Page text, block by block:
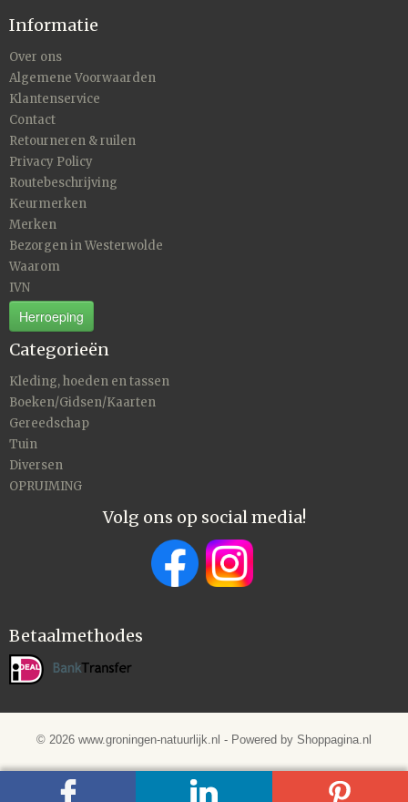
Informatie
Over ons
Algemene Voorwaarden
Klantenservice
Contact
Retourneren & ruilen
Privacy Policy
Routebeschrijving
Keurmerken
Merken
Bezorgen in Westerwolde
Waarom
IVN
Herroeping
Categorieën
Kleding, hoeden en tassen
Boeken/Gidsen/Kaarten
Gereedschap
Tuin
Diversen
OPRUIMING
Volg ons op social media!
Betaalmethodes
© 2026 www.groningen-natuurlijk.nl - Powered by Shoppagina.nl